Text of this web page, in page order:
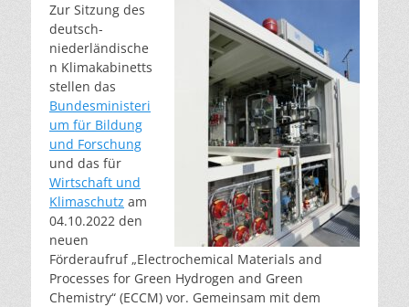
Zur Sitzung des
deutsch-
niederländische
n Klimakabinetts
stellen das
Bundesministeri
um für Bildung
und Forschung
und das für
Wirtschaft und
Klimaschutz am
04.10.2022 den
neuen
Förderaufruf „Electrochemical Materials and
Processes for Green Hydrogen and Green
Chemistry“ (ECCM) vor. Gemeinsam mit dem